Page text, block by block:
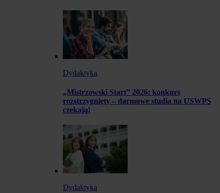
Dydaktyka
„Mistrzowski Start” 2026: konkurs
rozstrzygnięty – darmowe studia na USWPS
czekają!
Dydaktyka